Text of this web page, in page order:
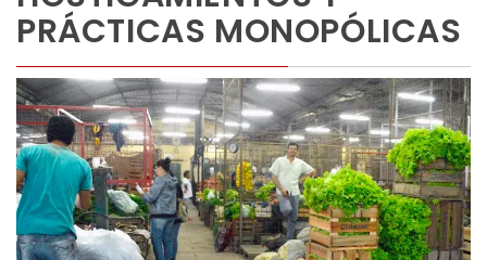
PRÁCTICAS MONOPÓLICAS